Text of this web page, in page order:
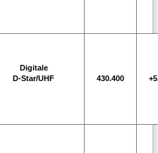
Digitale
D-Star/UHF
430.400